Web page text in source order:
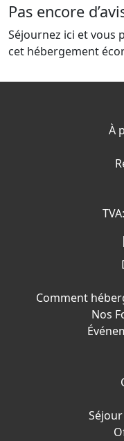
Pas encore
Séjournez ici et vous
cet hébergement
À
Comment
Nos